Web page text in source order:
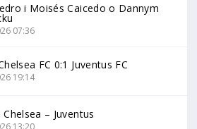
i Moisés Caicedo o Dannym
07:36
FC 0:1 Juventus FC
19:14
Chelsea – Juventus
13:20